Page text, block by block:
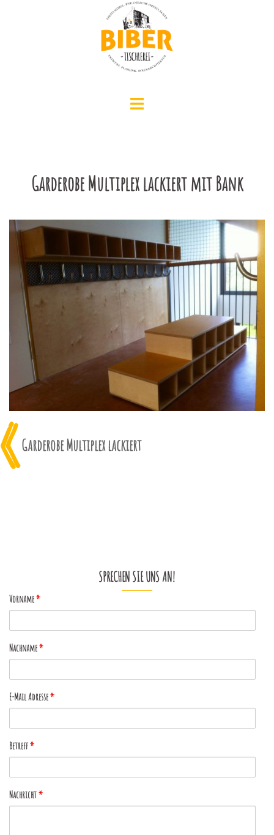
Menü
Garderobe Multiplex lackiert mit Bank
Garderobe Multiplex lackiert
SPRECHEN SIE UNS AN!
Vorname*
Nachname*
E-Mail Adresse*
Betreff*
Nachricht*